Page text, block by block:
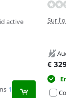
active
1
Sur
€ 329